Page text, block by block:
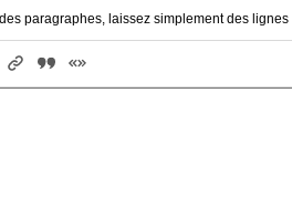
paragraphes, laissez simplement des lignes